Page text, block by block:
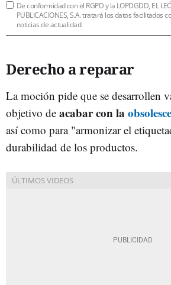
De conformidad con el RGPD y la LOPDGDD, EL
PUBLICACIONES, S.A. tratará los datos facilitados
noticias de actualidad.
Derecho a reparar
La moción pide que se desarrollen
objetivo de acabar con la
así como para "armonizar el
durabilidad de los productos.